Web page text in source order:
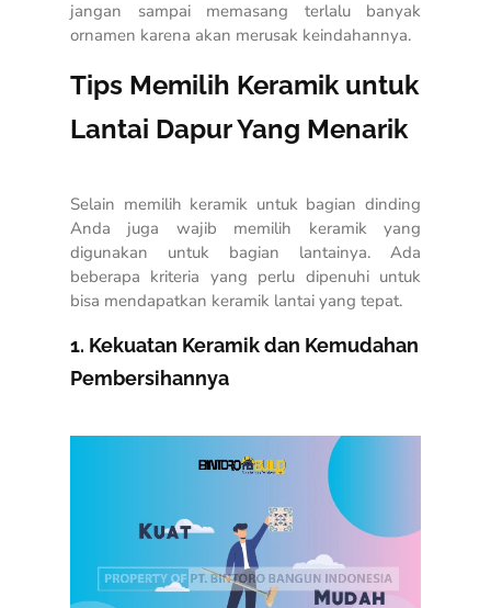
jangan sampai memasang terlalu banyak
ornamen karena akan merusak keindahannya.
Tips Memilih Keramik untuk
Lantai DapurYang Menarik
Selain memilih keramik untuk bagian dinding
Anda juga wajib memilih keramik yang
digunakan untuk bagian lantainya. Ada
beberapa kriteria yang perlu dipenuhi untuk
bisa mendapatkan keramik lantai yang tepat.
1. Kekuatan Keramik dan Kemudahan
Pembersihannya